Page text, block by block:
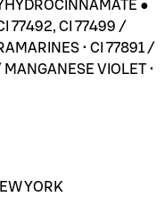
●
77492, CI 77499 /
• CI 77891 /
VIOLET •
YORK